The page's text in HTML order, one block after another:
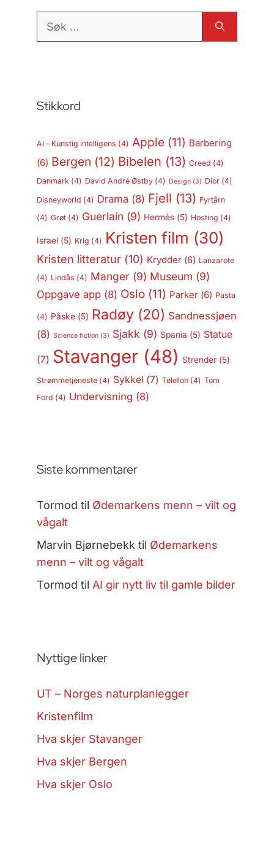
Søk
Stikkord
AI - Kunstig intelligens (4) Apple (11) Barbering
(6) Bergen (12) Bibelen (13) Creed (4)
Danmark(4) David André Østby(4) Design(3) Dior(4)
Disneyworld (4) Drama (8) Fjell (13) Fyrtårn
(4) Grøt(4) Guerlain (9) Hermès(5) Hosting (4)
Israel(5) Krig (4) Kristen film (30)
Kristen litteratur(10) Krydder(6) Lanzarote
(4) Lindås (4) Manger(9) Museum (9)
Oppgave app(8) Oslo(11) Parker(6) Pasta
(4) Påske(5) Radøy(20) Sandnessjøen
(8) Science fiction(3) Sjakk (9) Spania (5) Statue
(7) Stavanger(48) Strender(5)
Strømmetjeneste(4) Sykkel (7) Telefon(4) Tom
Ford (4) Undervisning (8)
Siste kommentarer
Tormod til Ødemarkens menn – vilt og
vågalt
Marvin Bjørnebekk til Ødemarkens
menn – vilt og vågalt
Tormod til AI gir nytt liv til gamle bilder
Nyttige linker
UT – Norges naturplanlegger
Kristenfilm
Hva skjer Stavanger
Hva skjer Bergen
Hva skjer Oslo